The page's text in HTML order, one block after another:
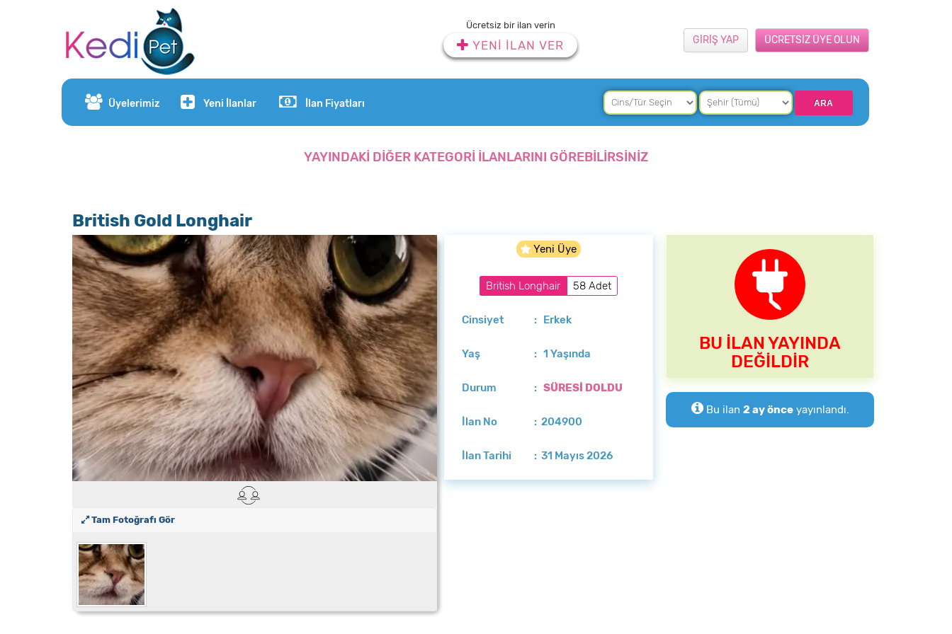
Ücretsiz bir ilan verin
YENİ İLAN VER ÜCRETSİZ ÜYE OLUN
GİRİŞ YAP
Üyelerimiz Yeni İlanlar İlan Fiyatları
YAYINDAKİ DİĞER KATEGORİ İLANLARINI GÖREBİLİRSİNİZ
British Gold Longhair
Tam Fotoğrafı Gör
Yeni Üye
British Longhair 58 Adet
Cinsiyet : Erkek
Yaş : 1 Yaşında
Durum :SÜRESİ DOLDU
İlan No : 204900
İlan Tarihi : 31 Mayıs 2026
BU İLAN YAYINDA
DEĞİLDİR
Bu ilan 2 ay önceyayınlandı.